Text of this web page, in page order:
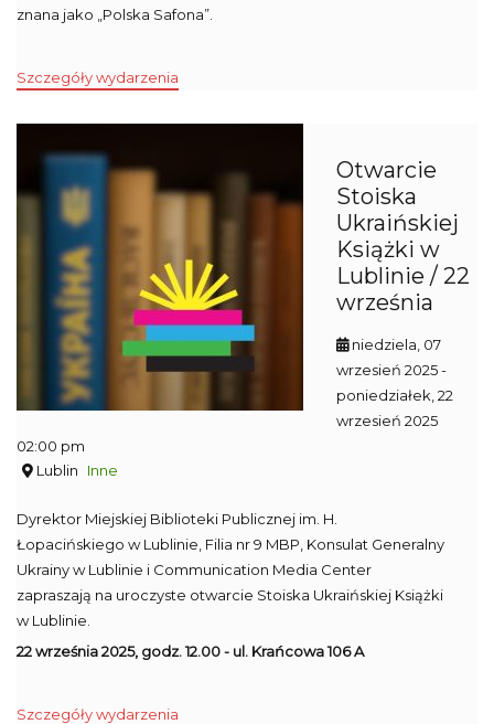
znana jako „Polska Safona”.
Szczegóły wydarzenia
Otwarcie
Stoiska
Ukraińskiej
Książki w
Lublinie / 22
września
niedziela, 07
wrzesień 2025-
poniedziałek, 22
wrzesień 2025
02:00 pm
Lublin
Inne
Dyrektor Miejskiej Biblioteki Publicznej im. H.
Łopacińskiego w Lublinie, Filia nr 9 MBP, Konsulat Generalny
Ukrainy w Lublinie i Communication Media Center
zapraszają na uroczyste otwarcie Stoiska Ukraińskiej Książki
w Lublinie.
22 września 2025, godz. 12.00 - ul. Krańcowa 106 A
Szczegóły wydarzenia